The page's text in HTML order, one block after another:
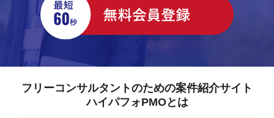
フリーコンサルタントのための案件紹介サイト
ハイパフォPMOとは